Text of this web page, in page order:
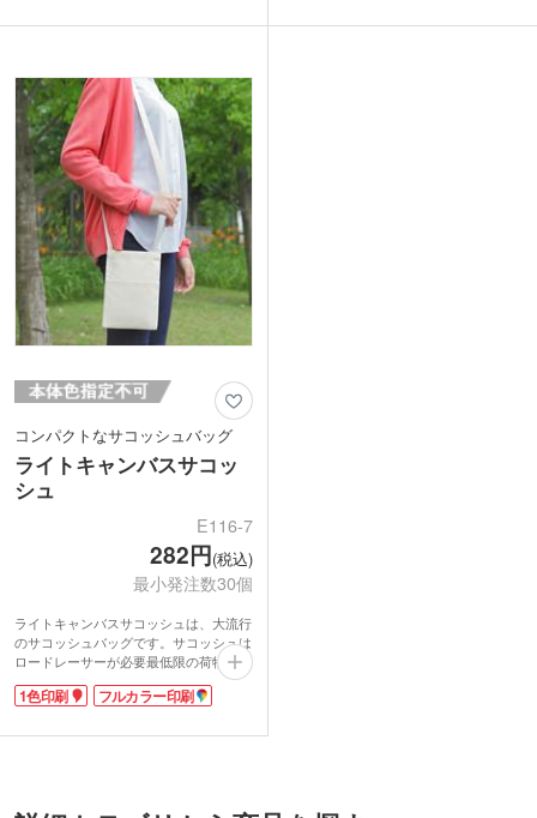
す。フラットなデザインで持ち運びしや
できます。
1色かフルカラー印刷の名入れが可能。
野外フェスのノベルティや販促品にもお
すすめです。
コンパクトなサコッシュバッグ
ライトキャンバスサコッ
シュ
E116-7
282円(税込)
最小発注数30個
ライトキャンバスサコッシュは、大流行
のサコッシュバッグです。サコッシュは
ロードレーサーが必要最低限の荷物の受
け渡しをするためのバッグとして生まれ
ました。今ではコンパクトで荷物が出し
ションとして広まりました。財布とスマ
1色印刷 フルカラー印刷